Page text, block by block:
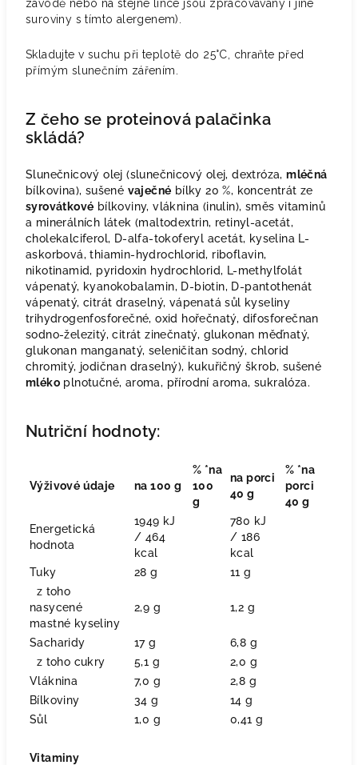
závodě nebo na stejné lince jsou zpracovávány i jiné
suroviny s tímto alergenem).
Skladujte v suchu při teplotě do 25°C, chraňte před
přímým slunečním zářením.
Z čeho se proteinová palačinka
skládá?
Slunečnicový olej (slunečnicový olej, dextróza,mléčná
bílkovina), sušené vaječné bílky 20 %, koncentrát ze
syrovátkové bílkoviny, vláknina (inulin), směs vitaminů
a minerálních látek (maltodextrin, retinyl-acetát,
cholekalciferol, D-alfa-tokoferyl acetát, kyselina L-
askorbová, thiamin-hydrochlorid, riboflavin,
nikotinamid, pyridoxin hydrochlorid, L-methylfolát
vápenatý, kyanokobalamin, D-biotin, D-pantothenát
vápenatý, citrát draselný, vápenatá sůl kyseliny
trihydrogenfosforečné, oxid hořečnatý, difosforečnan
sodno-železitý, citrát zinečnatý, glukonan měďnatý,
glukonan manganatý, seleničitan sodný, chlorid
chromitý, jodičnan draselný), kukuřičný škrob, sušené
mléko plnotučné, aroma, přírodní aroma, sukralóza.
Nutriční hodnoty:
Výživové údaje na 100 g
% *na
100
g
na porci
40 g
% *na
porci
40 g
Energetická
hodnota
1949 kJ
/ 464
kcal
780 kJ
/ 186
kcal
Tuky
28 g
11 g
z toho
nasycené
mastné kyseliny
2,9 g 1,2 g
Sacharidy 17 g
6,8 g
z toho cukry
5,1 g
2,0 g
Vláknina
7,0 g
2,8 g
Bílkoviny
34 g
14 g
Sůl
1,0 g 0,41 g
Vitaminy